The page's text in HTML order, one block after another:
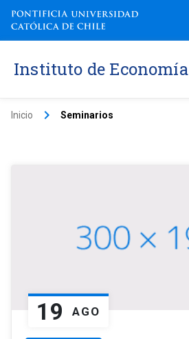
Instituto de Economía
Inicio keyboard_arrow_right Seminarios
19 AGO